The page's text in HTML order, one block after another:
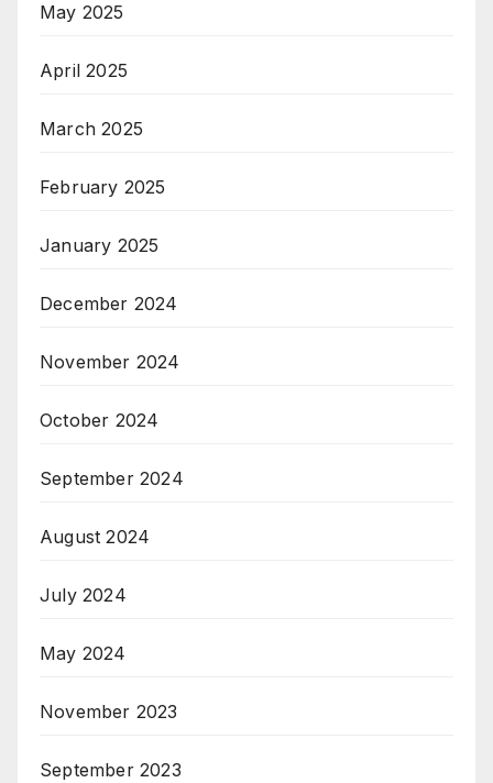
May 2025
April 2025
March 2025
February 2025
January 2025
December 2024
November 2024
October 2024
September 2024
August 2024
July 2024
May 2024
November 2023
September 2023